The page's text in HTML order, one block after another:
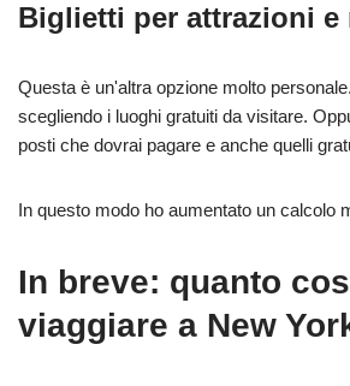
Biglietti per attrazioni e
Questa è un'altra opzione molto
scegliendo i luoghi gratuiti da visitare.
posti che dovrai pagare e anche quelli
In questo modo ho aumentato un calcolo
In breve: quanto
viaggiare a New